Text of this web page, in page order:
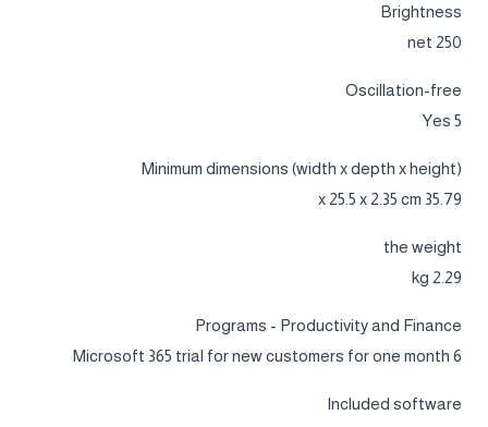
Brightness
250 net
Oscillation-free
Yes 5
Minimum dimensions (width x depth x height)
35.79 x 25.5 x 2.35 cm
the weight
2.29 kg
Programs - Productivity and Finance
Microsoft 365 trial for new customers for one month 6
Included software